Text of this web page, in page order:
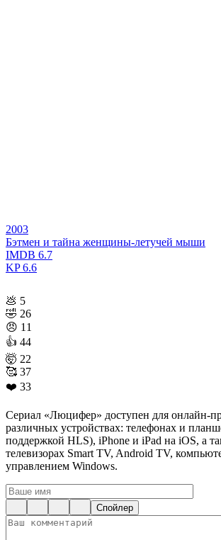
2003
Бэтмен и тайна женщины-летучей мыши
IMDB 6.7
KP6.6
💩 5
🤣 26
😠 11
👍 44
🤯 22
🥰 37
❤️ 33
Сериал «Люцифер» доступен для онлайн-
различных устройствах: телефонах и
поддержкой HLS), iPhone и iPad на iOS, а
телевизорах Smart TV, Android TV,
управлением Windows.
Спойлер